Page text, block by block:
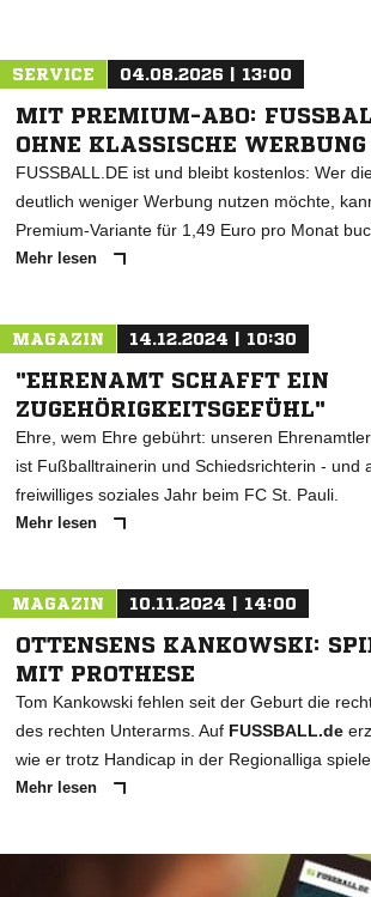
SERVICE 04.08.2026 | 13:00
MIT PREMIUM-ABO:
OHNE KLASSISCHE
FUSSBALL.DE ist und bleibt kostenlos: Wer
deutlich weniger Werbung nutzen möchte,
Premium-Variante für 1,49 Euro pro Monat
Mehr lesen
MAGAZIN 14.12.2024 | 10:30
"EHRENAMT SCHAFFT EIN
ZUGEHÖRIGKEITSGEFÜHL"
Ehre, wem Ehre gebührt: unseren
ist Fußballtrainerin und Schiedsrichterin - und
freiwilliges soziales Jahr beim FC St. Pauli.
Mehr lesen
MAGAZIN 10.11.2024 | 14:00
OTTENSENS KANKOWSKI:
MIT PROTHESE
Tom Kankowski fehlen seit der Geburt die
des rechten Unterarms. Auf FUSSBALL.de
wie er trotz Handicap in der Regionalliga
Mehr lesen